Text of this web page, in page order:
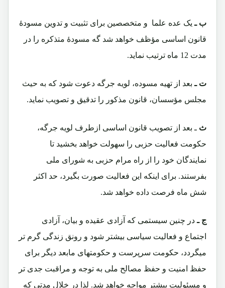
ب ـ یک عده علما و متخصصین برای تثبیت و تدوین مسودۀ
قانون اساسی مؤظف خواهد شد گه مسودۀ متذکره را در
مدت 12 ماه ترتیب نماید.
ت ـبعد از تهیه مسوده، لویه جرگه دعوت شود که به حیث
مجلس مؤسسان، قانون مذکور را تدقیق و تصویب نماید.
ث ـ بعد از تصویب قانون اساسی ازطرف لویه جرگه،
حکومت فعالیت حزبی را سهولت خواهد بخشید تا
نمایندگان خود را از راه مرام حزبی به شورای ملی
بفرستند. برای اینکه این فعالیت صورت بگیرد، حد اکثر
شش ماه فرصت داده خواهد شد.
ج ـدر چنین سیستمی که آزادی عقیده و بیان، آزادی
اجتماع و فعالیت سیاسی بیشتر شود و رونق زندگی گرم تر
میگردد، حکومت سرپرست و حکومتهای مابعد دیگر برای
حفظ امنیت و حفظ مصالح ملی به توجه و مراقبت جدی تر
و مسئولیت بیشتر مواجه خواهد شد. لذا در خلال مدتی که